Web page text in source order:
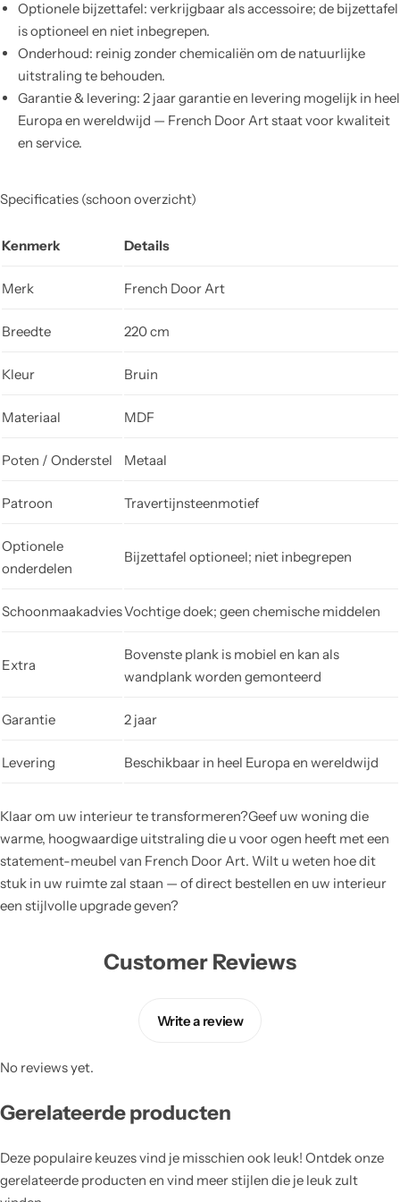
Optionele bijzettafel: verkrijgbaar als accessoire; de bijzettafel
is optioneel en niet inbegrepen.
Onderhoud: reinig zonder chemicaliën om de natuurlijke
uitstraling te behouden.
Garantie & levering: 2 jaar garantie en levering mogelijk in heel
Europa en wereldwijd — French Door Art staat voor kwaliteit
en service.
Specificaties (schoon overzicht)
Kenmerk Details
Merk French Door Art
Breedte 220 cm
Kleur Bruin
Materiaal MDF
Poten / Onderstel Metaal
Patroon Travertijnsteenmotief
Optionele
onderdelen
Bijzettafel optioneel; niet inbegrepen
SchoonmaakadviesVochtige doek; geen chemische middelen
Extra
Bovenste plank is mobiel en kan als
wandplank worden gemonteerd
Garantie 2 jaar
Levering Beschikbaar in heel Europa en wereldwijd
Klaar om uw interieur te transformeren?Geef uw woning die
warme, hoogwaardige uitstraling die u voor ogen heeft met een
statement-meubel van French Door Art. Wilt u weten hoe dit
stuk in uw ruimte zal staan — of direct bestellen en uw interieur
een stijlvolle upgrade geven?
Customer Reviews
Write a review
No reviews yet.
Gerelateerde producten
Deze populaire keuzes vind je misschien ook leuk! Ontdek onze
gerelateerde producten en vind meer stijlen die je leuk zult